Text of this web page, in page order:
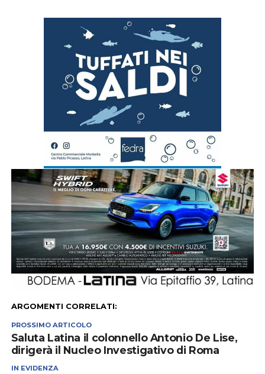
ARGOMENTI CORRELATI:
PROSSIMO ARTICOLO
Saluta Latina il colonnello Antonio De Lise,
dirigerà il Nucleo Investigativo di Roma
IN EVIDENZA